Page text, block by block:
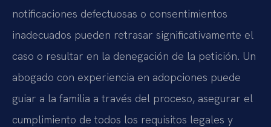
notificaciones defectuosas o consentimientos
inadecuados pueden retrasar significativamente el
caso o resultar en la denegación de la petición. Un
abogado con experiencia en adopciones puede
guiar a la familia a través del proceso, asegurar el
cumplimiento de todos los requisitos legales y